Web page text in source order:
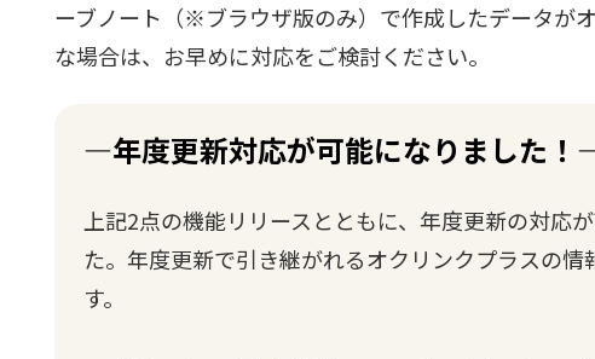
ーブノート（※ブラウザ版のみ）で作成したデータが
な場合は、お早めに対応をご検討ください。
―年度更新対応が可能になりました
上記2点の機能リリースとともに、年度更新の対応
た。年度更新で引き継がれるオクリンクプラスの情
す。